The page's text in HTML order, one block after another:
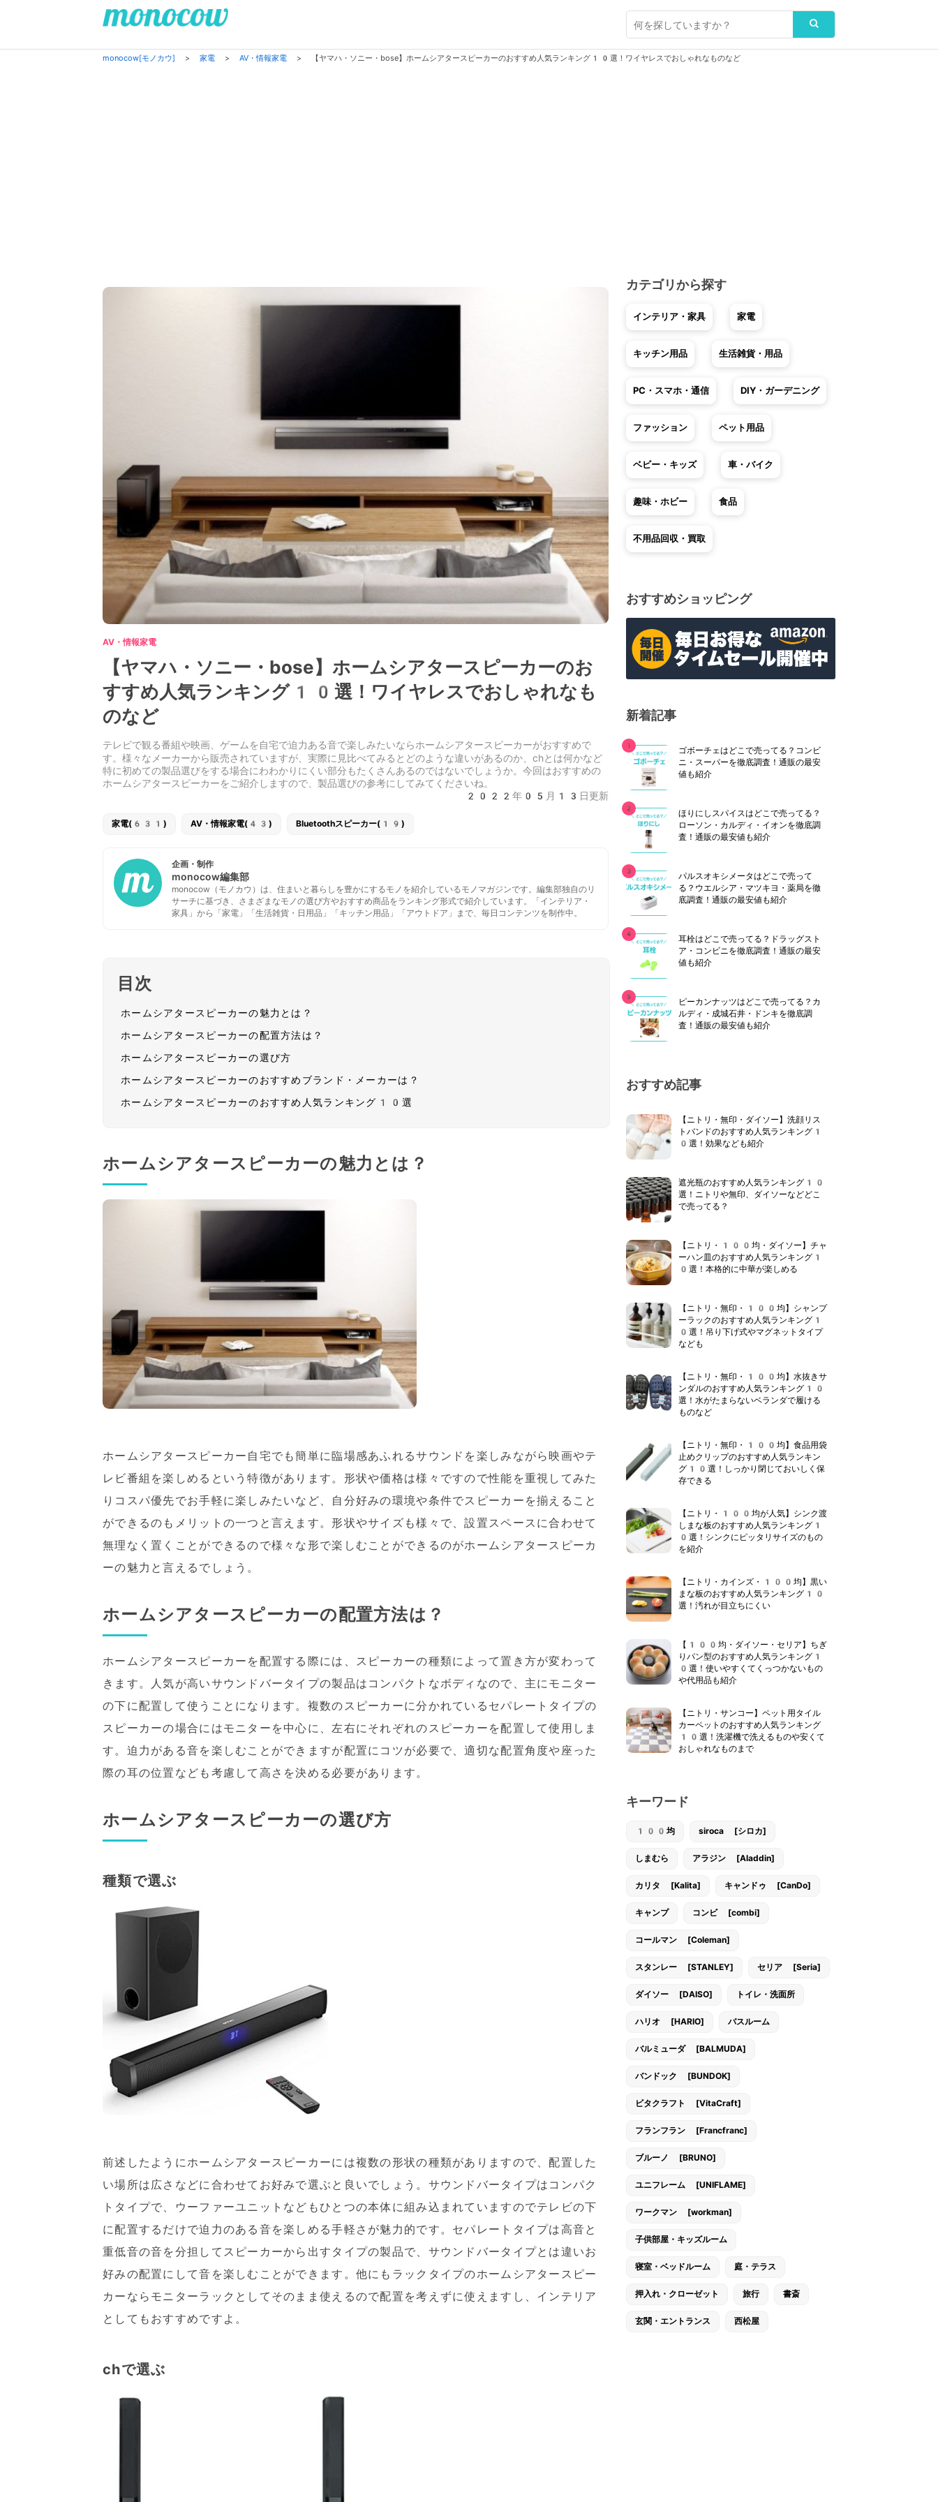
monocow[モノカウ] > 家電 > AV・情報家電 > 【ヤマハ・ソニー・bose】ホームシアタースピーカーのおすすめ人気ランキング10選！ワイヤレスでおしゃれなものなど
AV・情報家電
【ヤマハ・ソニー・bose】ホームシアタースピーカーのお
すすめ人気ランキング10選！ワイヤレスでおしゃれなも
のなど
テレビで観る番組や映画、ゲームを自宅で迫力ある音で楽しみたいならホームシアタースピーカーがおすすめで
す。様々なメーカーから販売されていますが、実際に見比べてみるとどのような違いがあるのか、chとは何かなど
特に初めての製品選びをする場合にわわかりにくい部分もたくさんあるのではないでしょうか。今回はおすすめの
ホームシアタースピーカーをご紹介しますので、製品選びの参考にしてみてくださいね。
2022年05月13日更新
家電(631) AV・情報家電(43) Bluetoothスピーカー(19)
企画・制作
monocow編集部
monocow（モノカウ）は、住まいと暮らしを豊かにするモノを紹介しているモノマガジンです。編集部独自のリ
サーチに基づき、さまざまなモノの選び方やおすすめ商品をランキング形式で紹介しています。「インテリア・
家具」から「家電」「生活雑貨・日用品」「キッチン用品」「アウトドア」まで、毎日コンテンツを制作中。
目次
ホームシアタースピーカーの魅力とは？
ホームシアタースピーカーの配置方法は？
ホームシアタースピーカーの選び方
ホームシアタースピーカーのおすすめブランド・メーカーは？
ホームシアタースピーカーのおすすめ人気ランキング10選
ホームシアタースピーカーの魅力とは？
ホームシアタースピーカー自宅でも簡単に臨場感あふれるサウンドを楽しみながら映画やテ
レビ番組を楽しめるという特徴があります。形状や価格は様々ですので性能を重視してみた
りコスパ優先でお手軽に楽しみたいなど、自分好みの環境や条件でスピーカーを揃えること
ができるのもメリットの一つと言えます。形状やサイズも様々で、設置スペースに合わせて
無理なく置くことができるので様々な形で楽しむことができるのがホームシアタースピーカ
ーの魅力と言えるでしょう。
ホームシアタースピーカーの配置方法は？
ホームシアタースピーカーを配置する際には、スピーカーの種類によって置き方が変わって
きます。人気が高いサウンドバータイプの製品はコンパクトなボディなので、主にモニター
の下に配置して使うことになります。複数のスピーカーに分かれているセパレートタイプの
スピーカーの場合にはモニターを中心に、左右にそれぞれのスピーカーを配置して使用しま
す。迫力がある音を楽しむことができますが配置にコツが必要で、適切な配置角度や座った
際の耳の位置なども考慮して高さを決める必要があります。
ホームシアタースピーカーの選び方
種類で選ぶ
前述したようにホームシアタースピーカーには複数の形状の種類がありますので、配置した
い場所は広さなどに合わせてお好みで選ぶと良いでしょう。サウンドバータイプはコンパク
トタイプで、ウーファーユニットなどもひとつの本体に組み込まれていますのでテレビの下
に配置するだけで迫力のある音を楽しめる手軽さが魅力的です。セパレートタイプは高音と
重低音の音を分担してスピーカーから出すタイプの製品で、サウンドバータイプとは違いお
好みの配置にして音を楽しむことができます。他にもラックタイプのホームシアタースピー
カーならモニターラックとしてそのまま使えるので配置を考えずに使えますし、インテリア
としてもおすすめですよ。
chで選ぶ
カテゴリから探す
インテリア・家具 家電
キッチン用品 生活雑貨・用品
PC・スマホ・通信 DIY・ガーデニング
ファッション ペット用品
ベビー・キッズ 車・バイク
趣味・ホビー 食品
不用品回収・買取
おすすめショッピング
新着記事
ゴボーチェはどこで売ってる？コンビ
ニ・スーパーを徹底調査！通販の最安
値も紹介
ほりにしスパイスはどこで売ってる？
ローソン・カルディ・イオンを徹底調
査！通販の最安値も紹介
パルスオキシメータはどこで売って
る？ウエルシア・マツキヨ・薬局を徹
底調査！通販の最安値も紹介
耳栓はどこで売ってる？ドラッグスト
ア・コンビニを徹底調査！通販の最安
値も紹介
ピーカンナッツはどこで売ってる？カ
ルディ・成城石井・ドンキを徹底調
査！通販の最安値も紹介
おすすめ記事
【ニトリ・無印・ダイソー】洗顔リス
トバンドのおすすめ人気ランキング1
0選！効果なども紹介
遮光瓶のおすすめ人気ランキング10
選！ニトリや無印、ダイソーなどどこ
で売ってる？
【ニトリ・100均・ダイソー】チャ
ーハン皿のおすすめ人気ランキング1
0選！本格的に中華が楽しめる
【ニトリ・無印・100均】シャンプ
ーラックのおすすめ人気ランキング1
0選！吊り下げ式やマグネットタイプ
なども
【ニトリ・無印・100均】水抜きサ
ンダルのおすすめ人気ランキング10
選！水がたまらないベランダで履ける
ものなど
【ニトリ・無印・100均】食品用袋
止めクリップのおすすめ人気ランキン
グ10選！しっかり閉じておいしく保
存できる
【ニトリ・100均が人気】シンク渡
しまな板のおすすめ人気ランキング1
0選！シンクにピッタリサイズのもの
を紹介
【ニトリ・カインズ・100均】黒い
まな板のおすすめ人気ランキング10
選！汚れが目立ちにくい
【100均・ダイソー・セリア】ちぎ
りパン型のおすすめ人気ランキング1
0選！使いやすくてくっつかないもの
や代用品も紹介
【ニトリ・サンコー】ペット用タイル
カーペットのおすすめ人気ランキング
10選！洗濯機で洗えるものや安くて
おしゃれなものまで
キーワード
100均 siroca [シロカ]
しまむら アラジン [Aladdin]
カリタ [Kalita] キャンドゥ [CanDo]
キャンプ コンビ [combi]
コールマン [Coleman]
スタンレー [STANLEY] セリア [Seria]
ダイソー [DAISO] トイレ・洗面所
ハリオ [HARIO] バスルーム
バルミューダ [BALMUDA]
バンドック [BUNDOK]
ビタクラフト [VitaCraft]
フランフラン [Francfranc]
ブルーノ [BRUNO]
ユニフレーム [UNIFLAME]
ワークマン [workman]
子供部屋・キッズルーム
寝室・ベッドルーム 庭・テラス
押入れ・クローゼット 旅行 書斎
玄関・エントランス 西松屋